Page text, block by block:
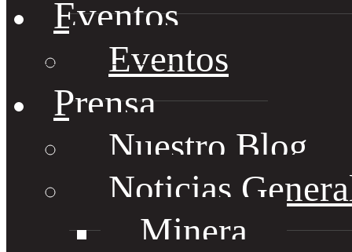
Eventos
Eventos
Prensa
Nuestro Blog
Noticias
Minera